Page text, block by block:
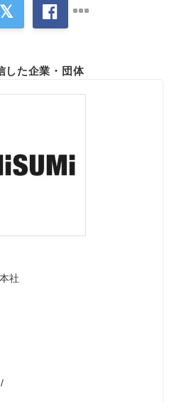
した企業・団体
社